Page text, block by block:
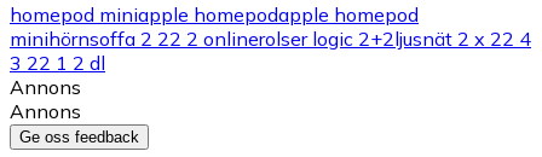
homepod miniapple homepodapple homepod
minihörnsoffa 2 22 2 onlinerolser logic 2+2ljusnät 2 x 22 4
3 22 1 2 dl
Annons
Annons
Ge oss feedback